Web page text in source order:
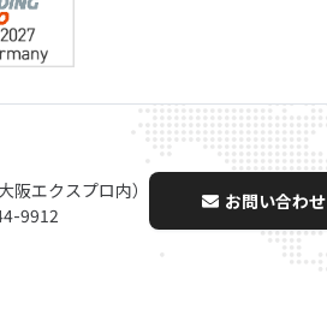
エクスプロ内）
9912
お問い合わせ